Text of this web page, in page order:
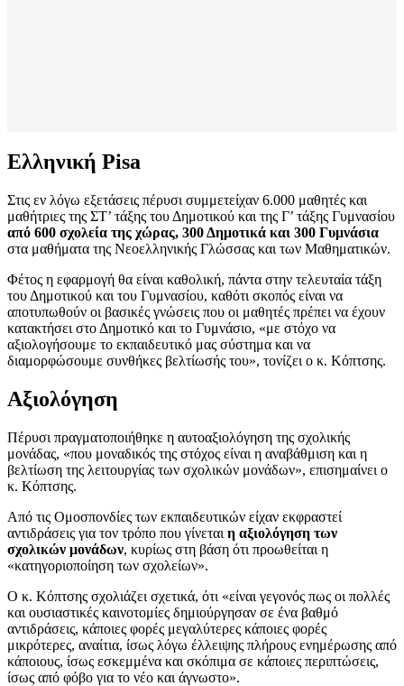
Ελληνική Pisa
Στις εν λόγω εξετάσεις πέρυσι συμμετείχαν 6.000 μαθητές και
μαθήτριες της ΣΤ’ τάξης του Δημοτικού και της Γ’ τάξης Γυμνασίου
από 600 σχολεία της χώρας, 300 Δημοτικά και 300 Γυμνάσια
στα μαθήματα της Νεοελληνικής Γλώσσας και των Μαθηματικών.
Φέτος η εφαρμογή θα είναι καθολική, πάντα στην τελευταία τάξη
του Δημοτικού και του Γυμνασίου, καθότι σκοπός είναι να
αποτυπωθούν οι βασικές γνώσεις που οι μαθητές πρέπει να έχουν
κατακτήσει στο Δημοτικό και το Γυμνάσιο, «με στόχο να
αξιολογήσουμε το εκπαιδευτικό μας σύστημα και να
διαμορφώσουμε συνθήκες βελτίωσής του», τονίζει ο κ. Κόπτσης.
Αξιολόγηση
Πέρυσι πραγματοποιήθηκε η αυτοαξιολόγηση της σχολικής
μονάδας, «που μοναδικός της στόχος είναι η αναβάθμιση και η
βελτίωση της λειτουργίας των σχολικών μονάδων», επισημαίνει ο
κ. Κόπτσης.
Από τις Ομοσπονδίες των εκπαιδευτικών είχαν εκφραστεί
αντιδράσεις για τον τρόπο που γίνεται η αξιολόγηση των
σχολικών μονάδων, κυρίως στη βάση ότι προωθείται η
«κατηγοριοποίηση των σχολείων».
Ο κ. Κόπτσης σχολιάζει σχετικά, ότι «είναι γεγονός πως οι πολλές
και ουσιαστικές καινοτομίες δημιούργησαν σε ένα βαθμό
αντιδράσεις, κάποιες φορές μεγαλύτερες κάποιες φορές
μικρότερες, αναίτια, ίσως λόγω έλλειψης πλήρους ενημέρωσης από
κάποιους, ίσως εσκεμμένα και σκόπιμα σε κάποιες περιπτώσεις,
ίσως από φόβο για το νέο και άγνωστο».